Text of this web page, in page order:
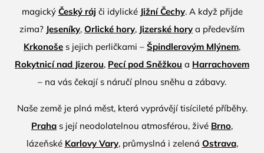
magický Český ráj či idylické Jižní Čechy. A když přijde
zima? Jeseníky, Orlické hory, Jizerské hory a především
Krkonoše s jejich perličkami – Špindlerovým Mlýnem,
Rokytnicí nad Jizerou, Pecí pod Sněžkou a Harrachovem
– na vás čekají s náručí plnou sněhu a zábavy.
Naše země je plná měst, která vyprávějí tisícileté příběhy.
Praha s její neodolatelnou atmosférou, živé Brno,
lázeňské Karlovy Vary, průmyslná i zelená Ostrava,